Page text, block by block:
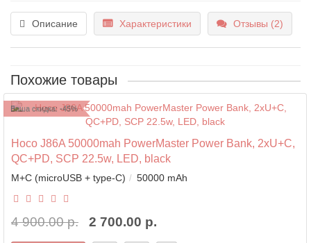
Описание Характеристики Отзывы (2)
Похожие товары
Ваша скидка: -45%
Hoco J86A 50000mah PowerMaster Power Bank, 2xU+C,
QC+PD, SCP 22.5w, LED, black
M+C (microUSB + type-C) 50000 mAh
4 900.00 р. 2 700.00 р.